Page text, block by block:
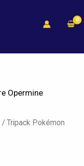
/ Tripack Pokémon